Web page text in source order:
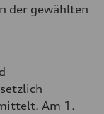
der gewählten
Am 1.